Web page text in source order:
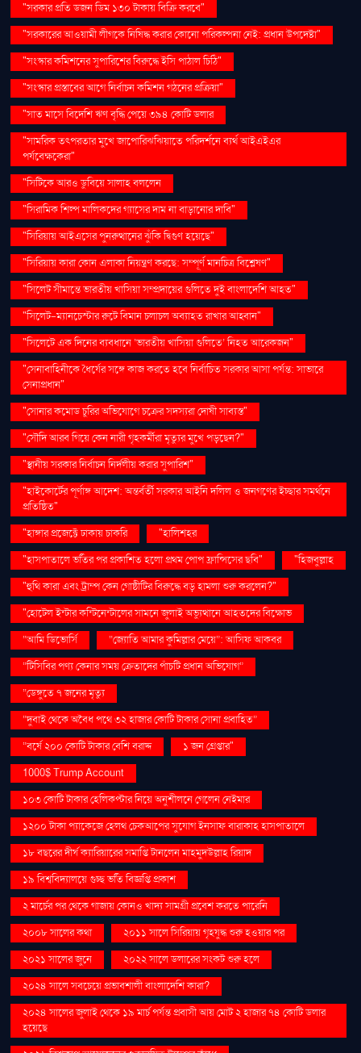
"সরকার প্রতি ডজন ডিম ১৩০ টাকায় বিক্রি করবে"
"সরকারের আওয়ামী লীগকে নিষিদ্ধ করার কোনো পরিকল্পনা নেই: প্রধান উপদেষ্টা"
"সংস্কার কমিশনের সুপারিশের বিরুদ্ধে ইসি পাঠাল চিঠি"
"সংস্কার প্রস্তাবের আগে নির্বাচন কমিশন গঠনের প্রক্রিয়া"
"সাত মাসে বিদেশি ঋণ বৃদ্ধি পেয়ে ৩৯৪ কোটি ডলার
"সামরিক তৎপরতার মুখে জাপোরিঝঝিয়াতে পরিদর্শনে ব্যর্থ আইএইএর
পর্যবেক্ষকেরা"
"সিটিকে আরও ডুবিয়ে সালাহ বললেন
"সিরামিক শিল্প মালিকদের গ্যাসের দাম না বাড়ানোর দাবি"
"সিরিয়ায় আইএসের পুনরুত্থানের ঝুঁকি দ্বিগুণ হয়েছে"
"সিরিয়ায় কারা কোন এলাকা নিয়ন্ত্রণ করছে: সম্পূর্ণ মানচিত্র বিশ্লেষণ"
"সিলেট সীমান্তে ভারতীয় খাসিয়া সম্প্রদায়ের গুলিতে দুই বাংলাদেশি আহত"
"সিলেট-ম্যানচেস্টার রুটে বিমান চলাচল অব্যাহত রাখার আহ্বান"
"সিলেটে এক দিনের ব্যবধানে ‘ভারতীয় খাসিয়া গু‌লিতে’ নিহত আরেকজন"
"সেনাবাহিনীকে ধৈর্যের সঙ্গে কাজ করতে হবে নির্বাচিত সরকার আসা পর্যন্ত: সাভারে
সেনাপ্রধান"
"সোনার কমোড চুরির অভিযোগে চক্রের সদস্যরা দোষী সাব্যস্ত"
"সৌদি আরব গিয়ে কেন নারী গৃহকর্মীরা মৃত্যুর মুখে পড়ছেন?"
"স্থানীয় সরকার নির্বাচন নির্দলীয় করার সুপারিশ"
"হাইকোর্টের পূর্ণাঙ্গ আদেশ: অন্তর্বর্তী সরকার আইনি দলিল ও জনগণের ইচ্ছার সমর্থনে
প্রতিষ্ঠিত"
"হাঙ্গার প্রজেক্টে ঢাকায় চাকরি
"হালিশহর
"হাসপাতালে ভর্তির পর প্রকাশিত হলো প্রথম পোপ ফ্রান্সিসের ছবি"
"হিজবুল্লাহ
"হুথি কারা এবং ট্রাম্প কেন গোষ্ঠীটির বিরুদ্ধে বড় হামলা শুরু করলেন?"
"হোটেল ইন্টার কন্টিনেন্টালের সামনে জুলাই অভ্যুত্থানে আহতদের বিক্ষোভ
“আমি ডিভোর্সি
“জ্যোতি আমার কুমিল্লার মেয়ে”: আসিফ আকবর
“টিসিবির পণ্য কেনার সময় ক্রেতাদের পাঁচটি প্রধান অভিযোগ”
“ডেঙ্গুতে ৭ জনের মৃত্যু
“দুবাই থেকে অবৈধ পথে ৩২ হাজার কোটি টাকার সোনা প্রবাহিত”
“বর্ষে ২০০ কোটি টাকার বেশি বরাদ্দ
১ জন গ্রেপ্তার"
1000$ Trump Account
১০৩ কোটি টাকার হেলিকপ্টার নিয়ে অনুশীলনে গেলেন নেইমার
১২০০ টাকা প্যাকেজে হেলথ চেকআপের সুযোগ ইনসাফ বারাকাহ হাসপাতালে
১৮ বছরের দীর্ঘ ক্যারিয়ারের সমাপ্তি টানলেন মাহমুদউল্লাহ রিয়াদ
১৯ বিশ্ববিদ্যালয়ে গুচ্ছ ভর্তি বিজ্ঞপ্তি প্রকাশ
২ মার্চের পর থেকে গাজায় কোনও খাদ্য সামগ্রী প্রবেশ করতে পারেনি
২০০৮ সালের কথা
২০১১ সালে সিরিয়ায় গৃহযুদ্ধ শুরু হওয়ার পর
২০২১ সালের জুনে
২০২২ সালে ডলারের সংকট শুরু হলে
২০২৪ সালে সবচেয়ে প্রভাবশালী বাংলাদেশি কারা?
২০২৪ সালের জুলাই থেকে ১৯ মার্চ পর্যন্ত প্রবাসী আয় মোট ২ হাজার ৭৪ কোটি ডলার
হয়েছে